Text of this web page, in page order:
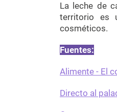
La leche de
territorio es
cosméticos.
Fuentes:
Alimente - El
Directo al